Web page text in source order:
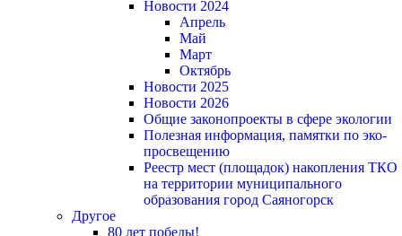
Новости 2024
Апрель
Май
Март
Октябрь
Новости 2025
Новости 2026
Общие законопроекты в сфере экологии
Полезная информация, памятки по эко-
просвещению
Реестр мест (площадок) накопления ТКО
на территории муниципального
образования город Саяногорск
Другое
80 лет победы!